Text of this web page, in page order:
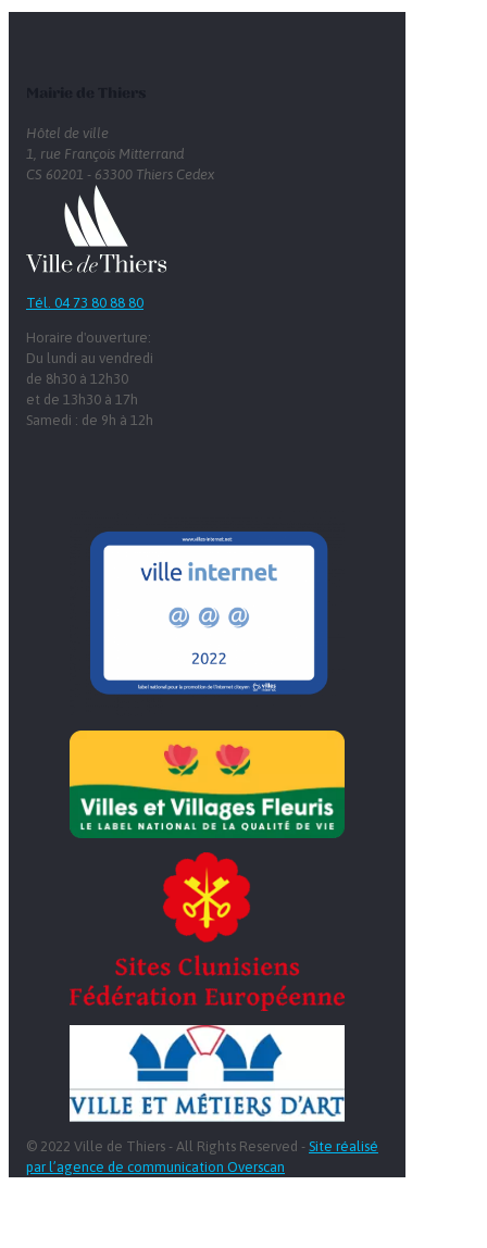
Hôtel de ville
1, rue François Mitterrand
CS 60201 - 63300 Thiers Cedex
Tél. 04 73 80 88 80
Horaire d'ouverture:
Du lundi au vendredi
de 8h30 à 12h30
et de 13h30 à 17h
Samedi : de 9h à 12h
© 2022 Ville de Thiers - All Rights Reserved - Site réalisé
par l’agence de communication Overscan